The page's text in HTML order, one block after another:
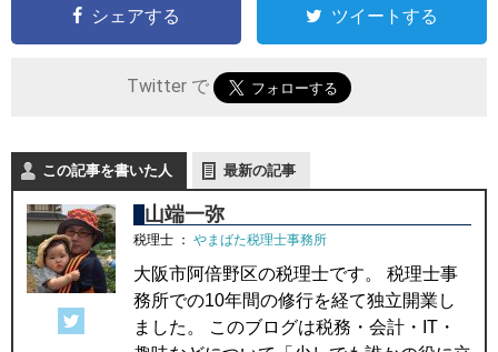
シェアする ツイートする
Twitter で
この記事を書いた人 最新の記事
山端一弥
税理士 ： やまばた税理士事務所
大阪市阿倍野区の税理士です。 税理士事
務所での10年間の修行を経て独立開業し
ました。 このブログは税務・会計・IT・